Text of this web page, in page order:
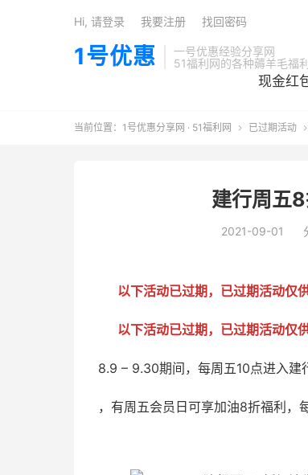
1号优惠
一号优惠经验分享网
51福利网的各种薅羊毛福
现金红
Hi, 请登录 我要注册 找回密码
当前位置： 1号优惠分享网 · 51福利网  已过期活动 
建行周五
2021-09-01
以下活动已过期，已过期活动仅
以下活动已过期，已过期活动仅
8.9 – 9.30期间，每周五10点进入
，有周五会员日可享加油8折福利，